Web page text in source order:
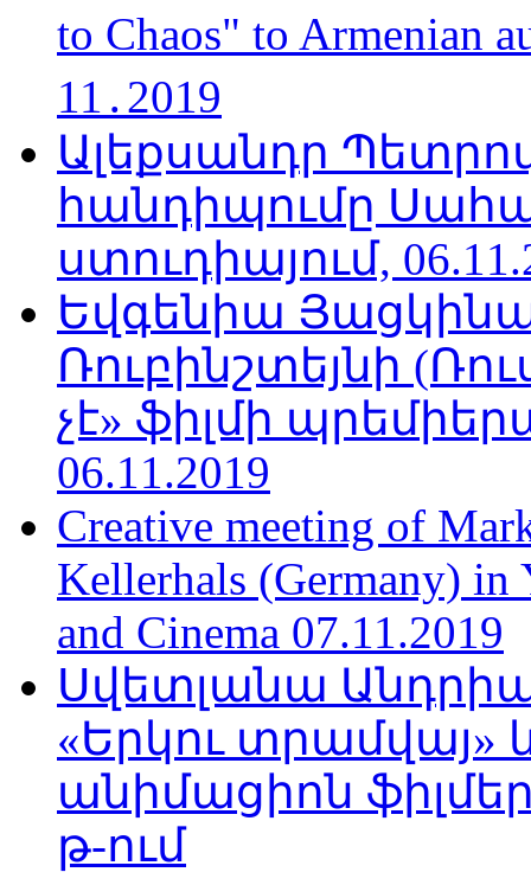
to Chaos" to Armenian
11․2019
Ալեքսանդր
հանդիպումը
ստուդիայում,
Եվգենիա
Ռուբինշտեյնի
չէ» ֆիլմի
06.11.2019
Creative meeting of
Kellerhals (Germany) in
and Cinema 07.11.2019
Սվետլանա
«Երկու տրամվայ»
անիմացիոն
թ-ում